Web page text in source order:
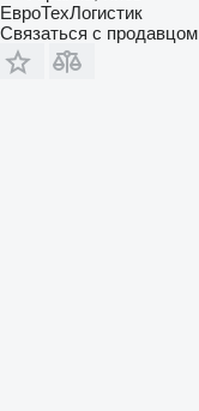
ЕвроТехЛогистик
Связаться с продавцом